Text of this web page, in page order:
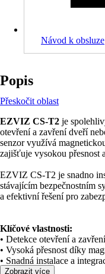
Návod k obsluze
Popis
Přeskočit oblast
EZVIZ CS-T2 je
otevření a zavření dveří
senzor využívá
zajišťuje vysokou přesnost
EZVIZ CS-T2 je snadno
stávajícím bezpečnostním
a efektivní řešení pro
Klíčové vlastnosti:
• Detekce otevření a
• Vysoká přesnost díky
• Snadná instalace a
EZVIZ
Zobrazit více